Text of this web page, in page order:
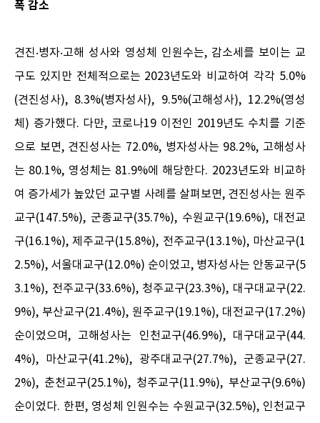
폭 감소
견진‧병자‧고해 성사와 영성체 인원수는, 감소세를 보이는 교
구도 있지만 전체적으로는 2023년도와 비교하여 각각 5.0%
(견진성사), 8.3%(병자성사), 9.5%(고해성사), 12.2%(영성
체) 증가했다. 다만, 코로나19 이전인 2019년도 수치를 기준
으로 보면, 견진성사는 72.0%, 병자성사는 98.2%, 고해성사
는 80.1%, 영성체는 81.9%에 해당한다. 2023년도와 비교하
여 증가세가 높았던 교구별 사례를 살펴보면, 견진성사는 원주
교구(147.5%), 군종교구(35.7%), 수원교구(19.6%), 대전교
구(16.1%), 제주교구(15.8%), 전주교구(13.1%), 마산교구(1
2.5%), 서울대교구(12.0%) 순이었고, 병자성사는 안동교구(5
3.1%), 전주교구(33.6%), 청주교구(23.3%), 대구대교구(22.
9%), 부산교구(21.4%), 원주교구(19.1%), 대전교구(17.2%)
순이었으며, 고해성사는 인천교구(46.9%), 대구대교구(44.
4%), 마산교구(41.2%), 광주대교구(27.7%), 군종교구(27.
2%), 춘천교구(25.1%), 청주교구(11.9%), 부산교구(9.6%)
순이었다. 한편, 영성체 인원수는 수원교구(32.5%), 인천교구